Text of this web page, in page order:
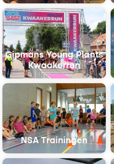
Gipmans Young Plants
Kwaakerrun
NSA Trainingen